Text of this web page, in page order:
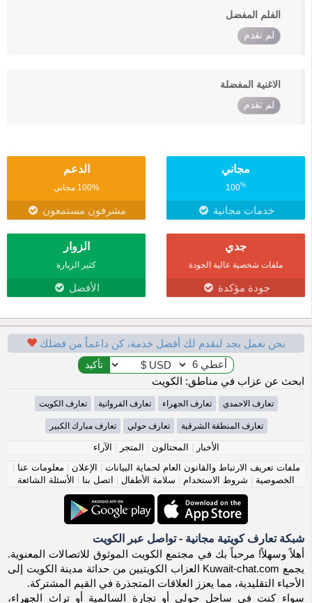
الفلم المفضل
لم تقدم
الاغنية المفضلة
لم تقدم
مجاني
100%
خدمات مجانية
الدعم
100% مجاني
مشرفون مستمعون
جدي
ملفات شخصية عالية الجودة
جودة مؤكدة
الزوار
كثير الزيارة
الأفضل
نحن نعمل بجد لنقدم لك أفضل خدمة، كن داعماً من فضلك
ابحث عن عزاب في مناطق: الكويت
تعارف الاحمدي تعارف الجهراء تعارف الفروانية تعارف الكويت
تعارف المنطقة الشرقية تعارف حولي تعارف مبارك الكبير
الأخبار | المحتالون | المتجر | الآراء
ملفات تعريف الارتباط والقانون العام لحماية البيانات | الإعلان | معلومات عنا |
الخصوصية | شروط الاستخدام | سلامة الأطفال | اتصل بنا | الأسئلة الشائعة
شبكة تعارف كويتية مجانية - تواصل عبر الكويت
أهلاً وسهلاً! مرحباً بك في مجتمع الكويت الموثوق للاتصالات المعنوية.
يجمع Kuwait-chat.com العزاب الكويتيين من حداثة مدينة الكويت إلى
الأحياء التقليدية، مما يعزز العلاقات المتجذرة في القيم المشتركة.
سواء كنت في ساحل حولي أو تجارة السالمية أو تراث الجهراء،